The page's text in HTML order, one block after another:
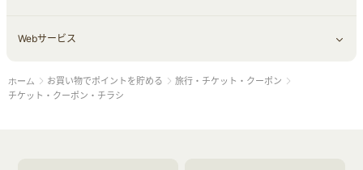
車情報・カーシェア・レンタル
中古車
ゲーム・趣味
音楽・シネマ・エンタメ
すべて見る
旅行・レジャー・航空券・宿泊
Webサービス
すべて見る
ホーム お買い物でポイントを貯める
旅行・チケット・クーポン
チケット・クーポン・チラシ